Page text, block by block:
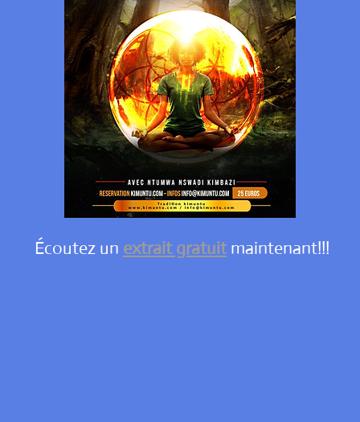
Écoutez un extrait gratuitmaintenant!!!